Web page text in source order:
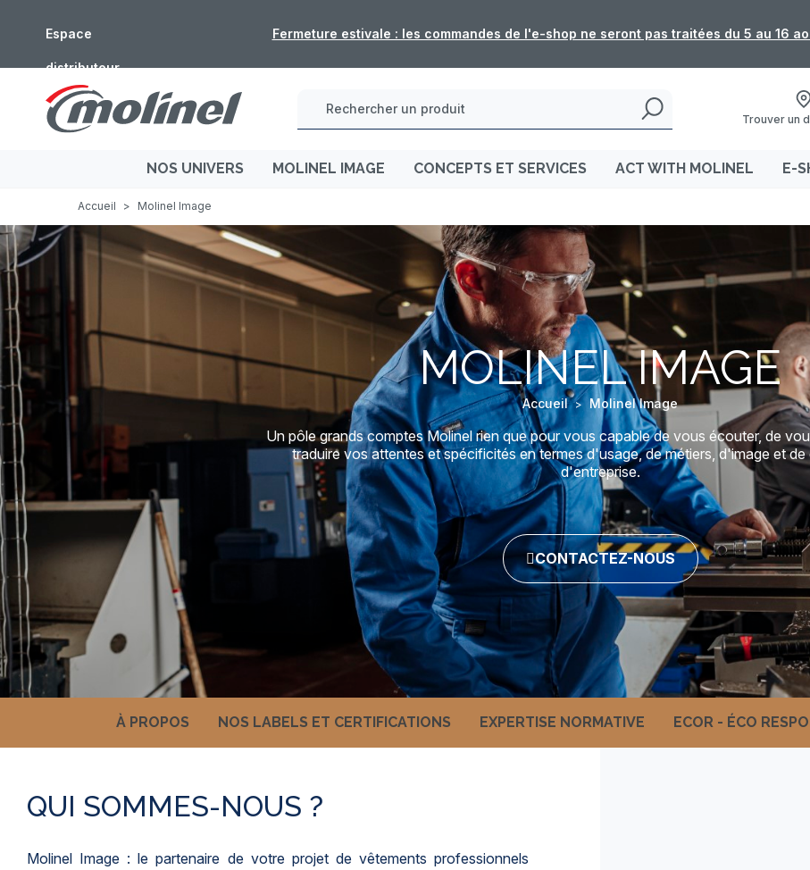
Espace
distributeur
Fermeture estivale : les commandes de l'e-shop ne seront pas traitées du 5 au 16
Trouver un
NOS UNIVERS MOLINEL IMAGE CONCEPTS ET SERVICES ACT WITH MOLINEL E-
Accueil > Molinel Image
MOLINEL IMAGE
Accueil > Molinel Image
Un pôle grands comptes Molinel rien que pour vous capable de vous écouter, de
traduire vos attentes et spécificités en termes d'usage, de métiers, d'image et
d'entreprise.
CONTACTEZ-NOUS
À PROPOS NOS LABELS ET CERTIFICATIONS EXPERTISE NORMATIVE ECOR - ÉCO
QUI SOMMES-NOUS ?
Molinel Image : le partenaire de votre projet de vêtements professionnels